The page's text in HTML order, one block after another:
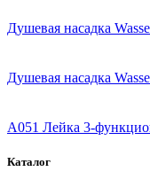
Душевая насадка
Душевая насадка
A051 Лейка 3-
Каталог